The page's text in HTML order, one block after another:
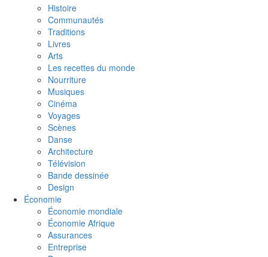
Histoire
Communautés
Traditions
Livres
Arts
Les recettes du monde
Nourriture
Musiques
Cinéma
Voyages
Scènes
Danse
Architecture
Télévision
Bande dessinée
Design
Économie
Économie mondiale
Économie Afrique
Assurances
Entreprise